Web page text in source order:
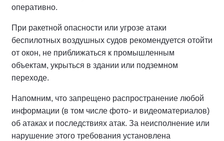
оперативно.
При ракетной опасности или угрозе атаки
беспилотных воздушных судов рекомендуется отойти
от окон, не приближаться к промышленным
объектам, укрыться в здании или подземном
переходе.
Напомним, что запрещено распространение любой
информации (в том числе фото- и видеоматериалов)
об атаках и последствиях атак. За неисполнение или
нарушение этого требования установлена